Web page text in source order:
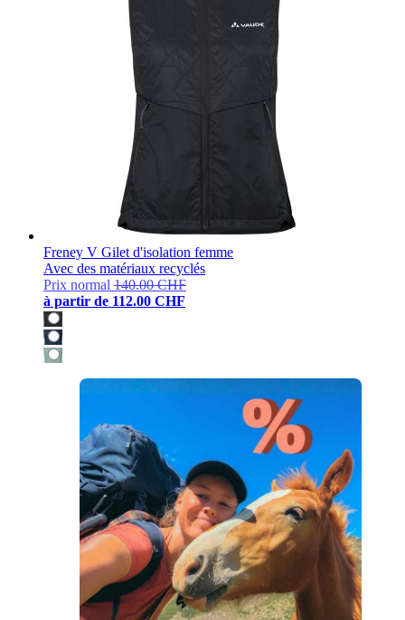
Freney V Gilet d'isolation femme
Avec des matériaux recyclés
Prix normal 140.00 CHF
à partir de 112.00 CHF